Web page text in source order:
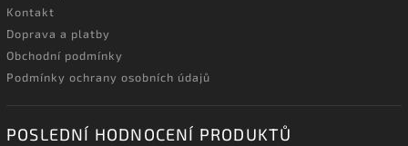
Kontakt
Doprava a platby
Obchodní podmínky
Podmínky ochrany osobních údajů
POSLEDNÍ HODNOCENÍ PRODUKTŮ